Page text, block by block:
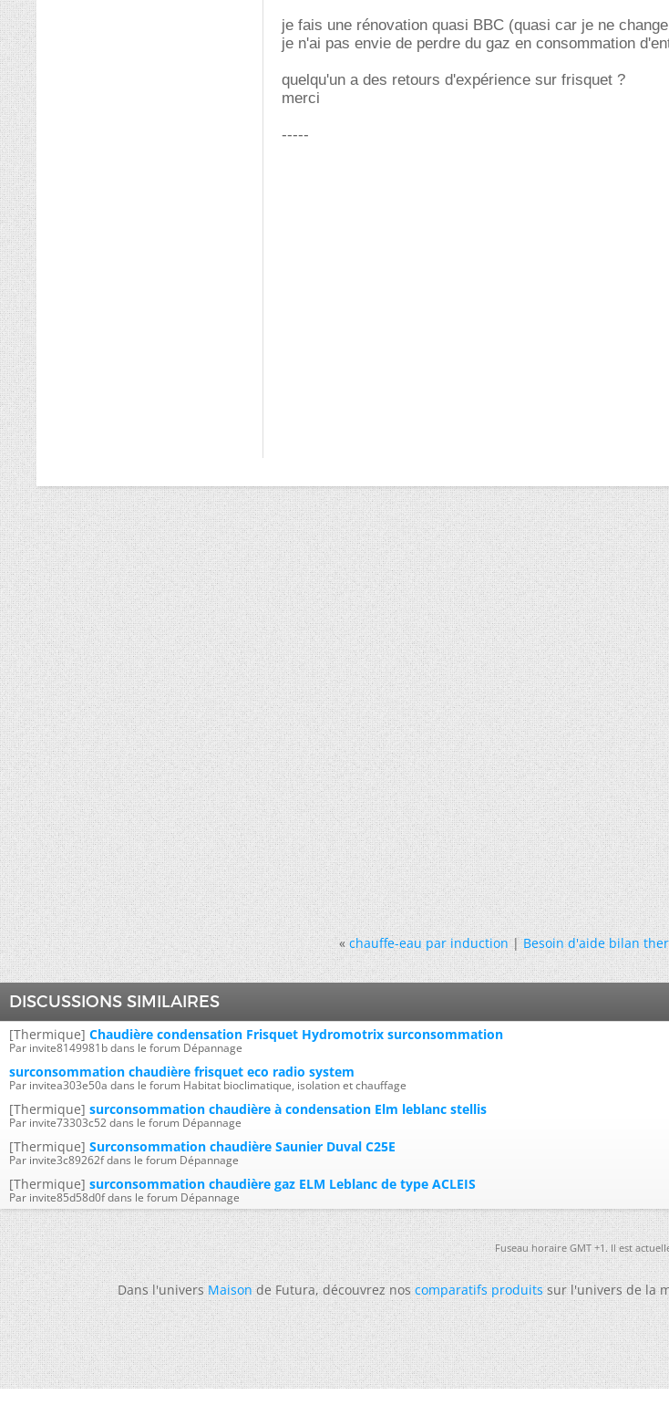
je fais une rénovation quasi BBC (quasi car je ne
je n'ai pas envie de perdre du gaz en consommation
quelqu'un a des retours d'expérience sur frisquet ?
merci
-----
« chauffe-eau par induction|Besoin d'aide bilan
DISCUSSIONS SIMILAIRES
[Thermique] Chaudière condensation Frisquet Hydromotrix surconsommation
Par invite8149981b dans le forum Dépannage
surconsommation chaudière frisquet eco radio system
Par invitea303e50a dans le forum Habitat bioclimatique, isolation et chauffage
[Thermique] surconsommation chaudière à condensation Elm leblanc stellis
Par invite73303c52 dans le forum Dépannage
[Thermique] Surconsommation chaudière Saunier Duval C25E
Par invite3c89262f dans le forum Dépannage
[Thermique] surconsommation chaudière gaz ELM Leblanc de type ACLEIS
Par invite85d58d0f dans le forum Dépannage
Fuseau horaire GMT +1. Il est
Dans l'universMaisonde Futura, découvrez noscomparatifs produitssur l'univers de la